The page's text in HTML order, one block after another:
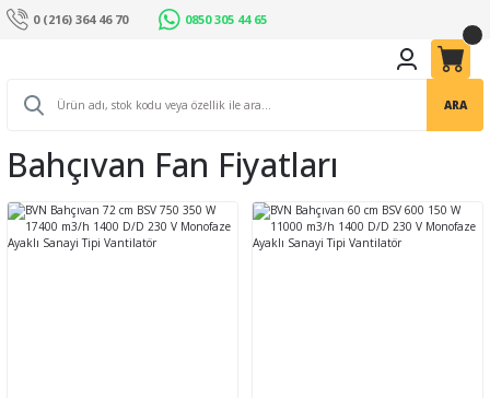
0 (216) 364 46 70 0850 305 44 65
ARA
Bahçıvan Fan Fiyatları